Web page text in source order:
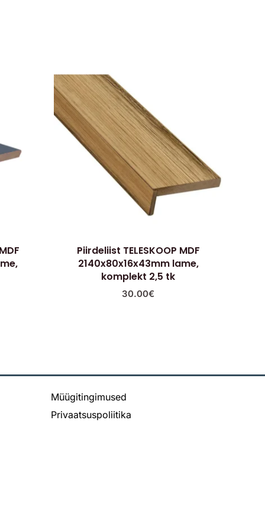
Piirdeliist TELESKOOP MDF
2140x80x16x43mm lame,
komplekt 2,5 tk
30.00€
Müügitingimused
Privaatsuspoliitika